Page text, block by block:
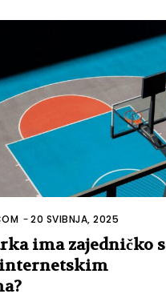
-20 SVIBNJA, 2025
ima zajedničko s
internetskim